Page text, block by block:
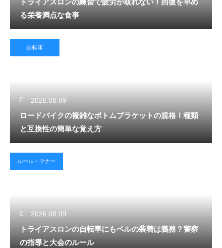
る栄養満点な食事
自転車
2026.08.09
ロードバイクの複雑なボトムブラケットの規格！種類
と互換性の簡単な覚え方
ルール・マナー
2026.08.09
トライアスロンの自転車にもベルの装着は義務？警察
の指導と大会のルール